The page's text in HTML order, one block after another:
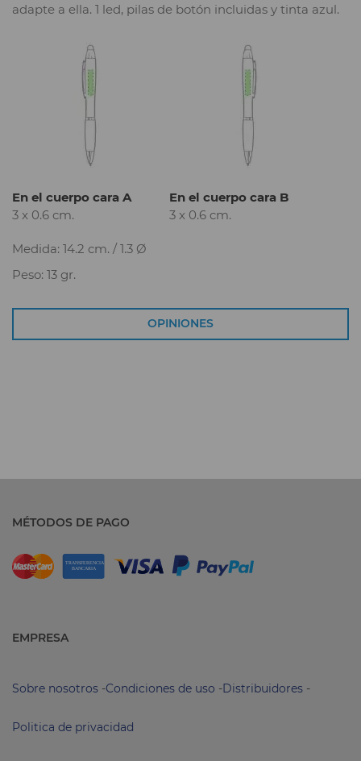
adapte a ella. 1 led, pilas de botón incluidas y tinta azul.
En el cuerpo cara A
3 x 0.6 cm.
En el cuerpo cara B
3 x 0.6 cm.
Medida: 14.2 cm. / 1.3 Ø
Peso: 13 gr.
OPINIONES
MÉTODOS DE PAGO
EMPRESA
Sobre nosotros -Condiciones de uso -Distribuidores -
Politica de privacidad